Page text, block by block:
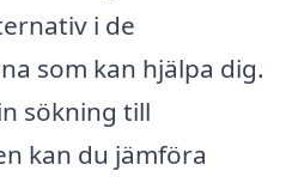
i de
som kan hjälpa dig.
sökning till
kan du jämföra